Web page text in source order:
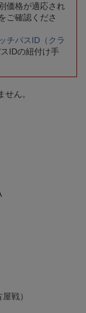
価格が適応され
をご確認くださ
チパスID（クラ
IDの紐付け手
ん。
戦）